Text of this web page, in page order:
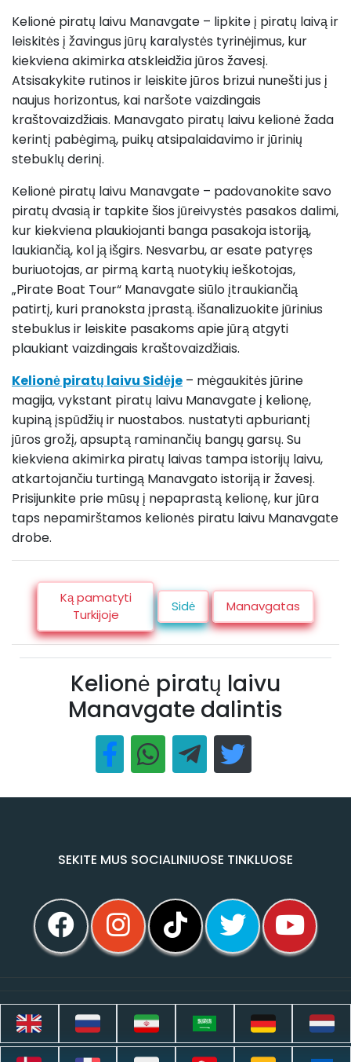
Kelionė piratų laivu Manavgate – lipkite į piratų laivą ir
leiskitės į žavingus jūrų karalystės tyrinėjimus, kur
kiekviena akimirka atskleidžia jūros žavesį.
Atsisakykite rutinos ir leiskite jūros brizui nunešti jus į
naujus horizontus, kai naršote vaizdingais
kraštovaizdžiais. Manavgato piratų laivu kelionė žada
kerintį pabėgimą, puikų atsipalaidavimo ir jūrinių
stebuklų derinį.
Kelionė piratų laivu Manavgate – padovanokite savo
piratų dvasią ir tapkite šios jūreivystės pasakos dalimi,
kur kiekviena plaukiojanti banga pasakoja istoriją,
laukiančią, kol ją išgirs. Nesvarbu, ar esate patyręs
buriuotojas, ar pirmą kartą nuotykių ieškotojas,
„Pirate Boat Tour“ Manavgate siūlo įtraukiančią
patirtį, kuri pranoksta įprastą. išanalizuokite jūrinius
stebuklus ir leiskite pasakoms apie jūrą atgyti
plaukiant vaizdingais kraštovaizdžiais.
Kelionė piratų laivu Sidėje – mėgaukitės jūrine
magija, vykstant piratų laivu Manavgate į kelionę,
kupiną įspūdžių ir nuostabos. nustatyti apburiantį
jūros grožį, apsuptą raminančių bangų garsų. Su
kiekviena akimirka piratų laivas tampa istorijų laivu,
atkartojančiu turtingą Manavgato istoriją ir žavesį.
Prisijunkite prie mūsų į nepaprastą kelionę, kur jūra
taps nepamirštamos kelionės piratu laivu Manavgate
drobe.
Ką pamatyti
Turkijoje
Sidė Manavgatas
Kelionė piratų laivu
Manavgate dalintis
SEKITE MUS SOCIALINIUOSE TINKLUOSE